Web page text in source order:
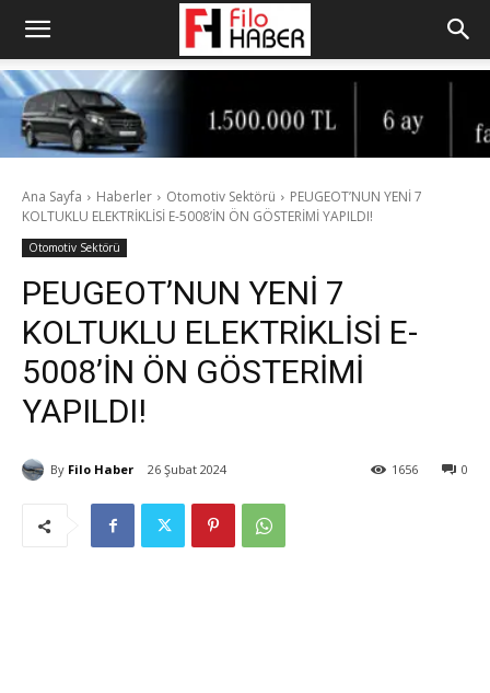
Ana Sayfa Haberler Otomotiv Sektörü
PEUGEOT’NUN YENİ 7
KOLTUKLU ELEKTRİKLİSİ E-5008’İN ÖN GÖSTERİMİ YAPILDI!
Otomotiv Sektörü
PEUGEOT’NUN YENİ 7
KOLTUKLU ELEKTRİKLİSİ E-
5008’İN ÖN GÖSTERİMİ
YAPILDI!
By Filo Haber 26 Şubat 2024 0
1656